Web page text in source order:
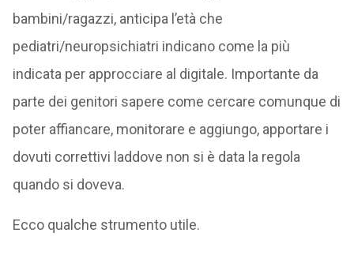
bambini/ragazzi, anticipa l’età che
pediatri/neuropsichiatri indicano come la più
indicata per approcciare al digitale. Importante da
parte dei genitori sapere come cercare comunque di
poter affiancare, monitorare e aggiungo, apportare i
dovuti correttivi laddove non si è data la regola
quando si doveva.
Ecco qualche strumento utile.